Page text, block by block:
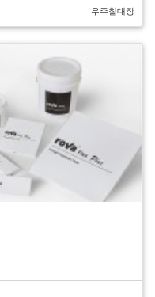
우주칠대장